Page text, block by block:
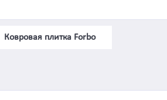
Ковровая плитка Forbo